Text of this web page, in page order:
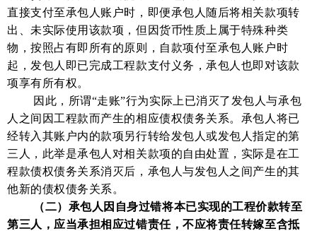
直接支付至承包人账户时，即便承包人随后将相关款项转
出、未实际使用该款项，但因货币性质上属于特殊种类
物，按照占有即所有的原则，自款项付至承包人账户时
起，发包人即已完成工程款支付义务，承包人也即对该款
项享有所有权。
因此，所谓“走账”行为实际上已消灭了发包人与承包
人之间因工程款而产生的相应债权债务关系。承包人将已
经转入其账户内的款项另行转给发包人或发包人指定的第
三人，此举是承包人对相关款项的自由处置，实际是在工
程款债权债务关系消灭后，承包人与发包人之间产生的其
他新的债权债务关系。
（二）承包人因自身过错将本已实现的工程价款转至
第三人，应当承担相应过错责任，不应将责任转嫁至含抵